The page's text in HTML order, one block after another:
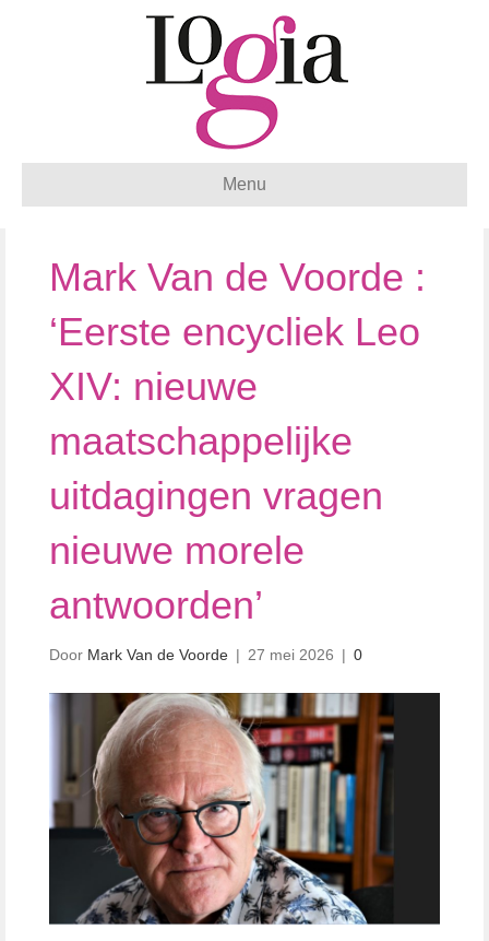
Menu
Mark Van de Voorde :
‘Eerste encycliek Leo
XIV: nieuwe
maatschappelijke
uitdagingen vragen
nieuwe morele
antwoorden’
Door Mark Van de Voorde | 27 mei 2026 | 0